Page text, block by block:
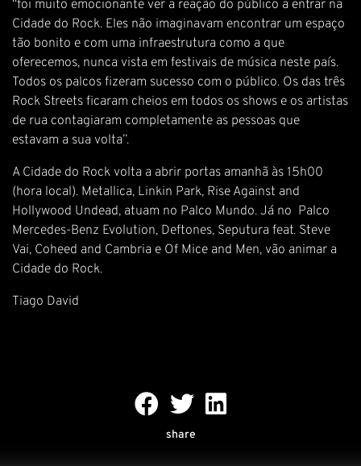
“foi muito emocionante ver a reação do público a entrar na
Cidade do Rock. Eles não imaginavam encontrar um espaço
tão bonito e com uma infraestrutura como a que
oferecemos, nunca vista em festivais de música neste país.
Todos os palcos fizeram sucesso com o público. Os das três
Rock Streets ficaram cheios em todos os shows e os artistas
de rua contagiaram completamente as pessoas que
estavam a sua volta”.
A Cidade do Rock volta a abrir portas amanhã às 15h00
(hora local). Metallica, Linkin Park, Rise Against and
Hollywood Undead, atuam no Palco Mundo. Já no Palco
Mercedes-Benz Evolution, Deftones, Seputura feat. Steve
Vai, Coheed and Cambria e Of Mice and Men, vão animar a
Cidade do Rock.
Tiago David
share